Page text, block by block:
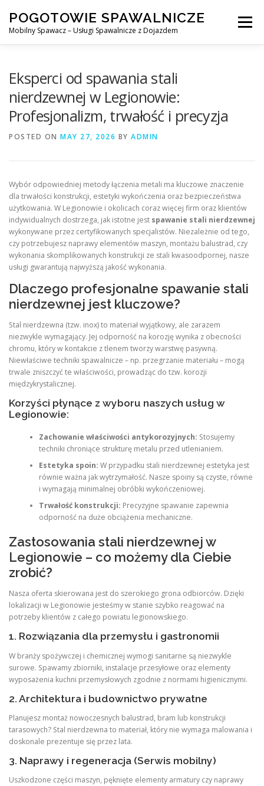
content
POGOTOWIE SPAWALNICZE
Mobilny Spawacz – Usługi Spawalnicze z Dojazdem
Menu
SPAWANIE MIG/MAG (GMAW) NASZE USŁUGI
Eksperci od spawania stali
nierdzewnej w Legionowie:
Profesjonalizm, trwałość i precyzja
POSTED ON MAY 27, 2026 BY ADMIN
Wybór odpowiedniej metody łączenia metali ma kluczowe znaczenie
dla trwałości konstrukcji, estetyki wykończenia oraz bezpieczeństwa
użytkowania. W Legionowie i okolicach coraz więcej firm oraz klientów
indywidualnych dostrzega, jak istotne jest spawanie stali nierdzewnej
wykonywane przez certyfikowanych specjalistów. Niezależnie od tego,
czy potrzebujesz naprawy elementów maszyn, montażu balustrad, czy
wykonania skomplikowanych konstrukcji ze stali kwasoodpornej, nasze
usługi gwarantują najwyższą jakość wykonania.
Dlaczego profesjonalne spawanie stali
nierdzewnej jest kluczowe?
Stal nierdzewna (tzw. inox) to materiał wyjątkowy, ale zarazem
niezwykle wymagający. Jej odporność na korozję wynika z obecności
chromu, który w kontakcie z tlenem tworzy warstwę pasywną.
Niewłaściwe techniki spawalnicze – np. przegrzanie materiału – mogą
trwale zniszczyć te właściwości, prowadząc do tzw. korozji
międzykrystalicznej.
Korzyści płynące z wyboru naszych usług w
Legionowie:
Zachowanie właściwości antykorozyjnych: Stosujemy
techniki chroniące strukturę metalu przed utlenianiem.
Estetyka spoin: W przypadku stali nierdzewnej estetyka jest
równie ważna jak wytrzymałość. Nasze spoiny są czyste, równe
i wymagają minimalnej obróbki wykończeniowej.
Trwałość konstrukcji: Precyzyjne spawanie zapewnia
odporność na duże obciążenia mechaniczne.
Zastosowania stali nierdzewnej w
Legionowie – co możemy dla Ciebie
zrobić?
Nasza oferta skierowana jest do szerokiego grona odbiorców. Dzięki
lokalizacji w Legionowie jesteśmy w stanie szybko reagować na
potrzeby klientów z całego powiatu legionowskiego.
1. Rozwiązania dla przemysłu i gastronomii
W branży spożywczej i chemicznej wymogi sanitarne są niezwykle
surowe. Spawamy zbiorniki, instalacje przesyłowe oraz elementy
wyposażenia kuchni przemysłowych zgodnie z normami higienicznymi.
2. Architektura i budownictwo prywatne
Planujesz montaż nowoczesnych balustrad, bram lub konstrukcji
tarasowych? Stal nierdzewna to materiał, który nie wymaga malowania i
doskonale prezentuje się przez lata.
3. Naprawy i regeneracja (Serwis mobilny)
Uszkodzone części maszyn, pęknięte elementy armatury czy naprawy